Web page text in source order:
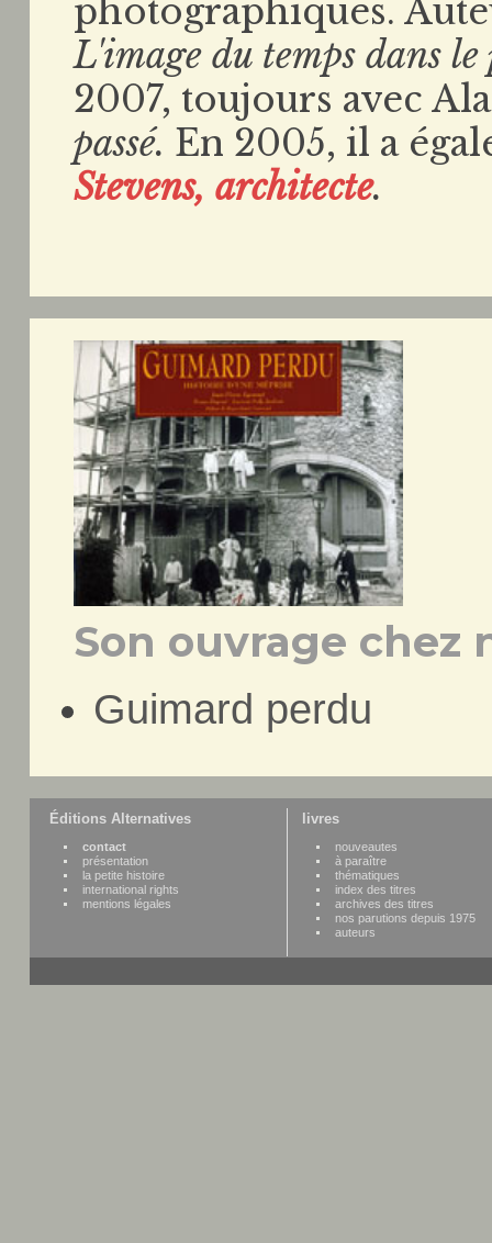
photographiques.
L'image du temps dans
2007, toujours avec
passé. En 2005, il a
Stevens, architecte.
Son ouvrage chez
Guimard perdu
Éditions Alternatives
contact
présentation
la petite histoire
international rights
mentions légales
livres
nouveautes
à paraître
thématiques
index des titres
archives des titres
nos parutions depuis 1975
auteurs